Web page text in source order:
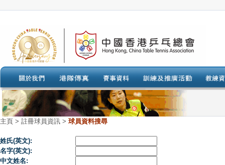
主頁 > 註冊球員資訊 > 球員資料搜尋
姓氏(英文):
名字(英文):
中文姓名: